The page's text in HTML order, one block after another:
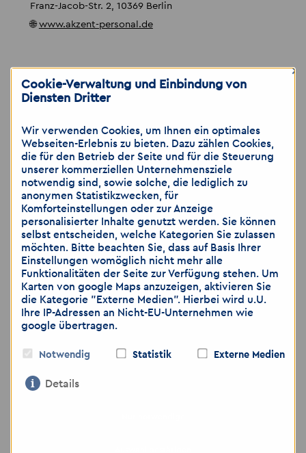
Franz-Jacob-Str. 2, 10369 Berlin
🌐www.akzent-personal.de
Akzent Personaldienstleistungen Mitte
GmbH
Herr Mustafa Kaplan
Teamleiter Personalberatung
Franz-Jacob-Str. 2
10369 Berlin
Tel: 030 26995119
Mobil: 01624325261
E-Mail:info-berlin1@akzent-mitte.de
Web:
www.akzent-personal.de
Cookie-Verwaltung und Einbindung von
Diensten Dritter
×
Wir verwenden Cookies, um Ihnen ein optimales
Webseiten-Erlebnis zu bieten. Dazu zählen Cookies,
die für den Betrieb der Seite und für die Steuerung
unserer kommerziellen Unternehmensziele
notwendig sind, sowie solche, die lediglich zu
anonymen Statistikzwecken, für
Komforteinstellungen oder zur Anzeige
personalisierter Inhalte genutzt werden. Sie können
selbst entscheiden, welche Kategorien Sie zulassen
möchten. Bitte beachten Sie, dass auf Basis Ihrer
Einstellungen womöglich nicht mehr alle
Funktionalitäten der Seite zur Verfügung stehen. Um
Karten von google Maps anzuzeigen, aktivieren Sie
die Kategorie "Externe Medien". Hierbei wird u.U.
Ihre IP-Adressen an Nicht-EU-Unternehmen wie
google übertragen.
Notwendig Statistik Externe Medien
Details